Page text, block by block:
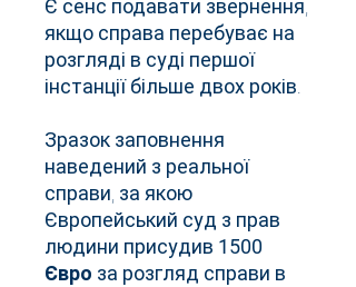
Є сенс подавати звернення,
якщо справа перебуває на
розгляді в суді першої
інстанції більше двох років.
Зразок заповнення
наведений з реальної
справи, за якою
Європейський суд з прав
людини присудив 1500
Євро за розгляд справи в